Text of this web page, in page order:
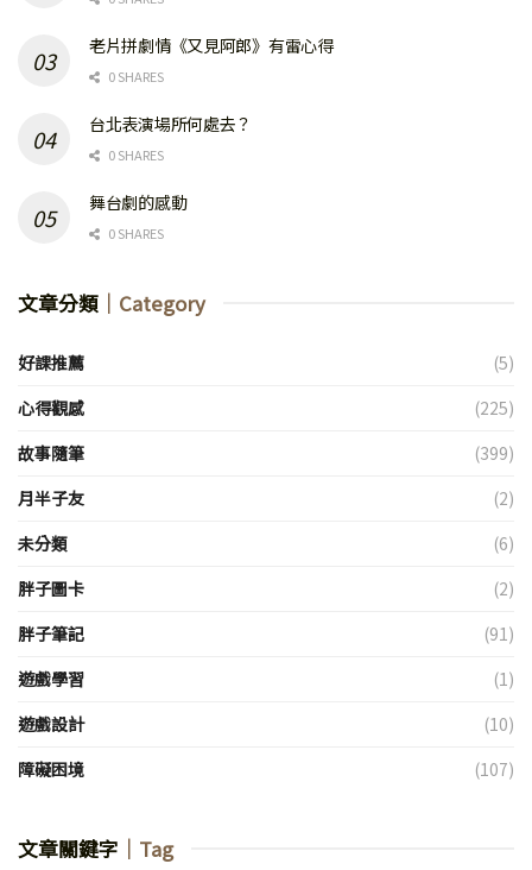
老片拼劇情《又見阿郎》有雷心得
0 SHARES
台北表演場所何處去？
0 SHARES
舞台劇的感動
0 SHARES
文章分類 ｜Category
好課推薦
(5)
心得觀感
(225)
故事隨筆
(399)
月半子友
(2)
未分類
(6)
胖子圖卡
(2)
胖子筆記
(91)
遊戲學習
(1)
遊戲設計
(10)
障礙困境
(107)
文章關鍵字 ｜Tag